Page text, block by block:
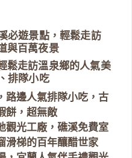
必遊景點，輕鬆走訪
與百萬夜景
鬆走訪溫泉鄉的人氣美
排隊小吃
路邊人氣排隊小吃，古
餅，超無敵
觀光工廠，礁溪免費室
滑梯的百年釀醋世家